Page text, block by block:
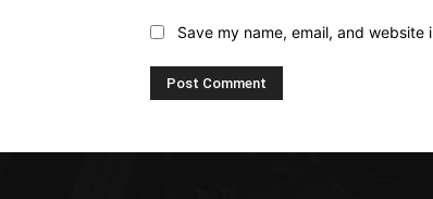
Save my name, email, and